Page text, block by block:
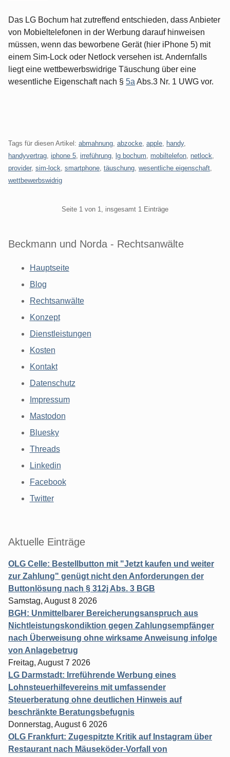
Das LG Bochum hat zutreffend entschieden, dass Anbieter
von Mobieltelefonen in der Werbung darauf hinweisen
müssen, wenn das beworbene Gerät (hier iPhone 5) mit
einem Sim-Lock oder Netlock versehen ist. Andernfalls
liegt eine wettbewerbswidrige Täuschung über eine
wesentliche Eigenschaft nach § 5a Abs.3 Nr. 1 UWG vor.
Tags für diesen Artikel: abmahnung abzocke apple handy,
handyvertrag iphone 5 irreführung lg bochum mobiltelefon netlock
provider, sim-lock smartphone täuschung wesentliche eigenschaft
wettbewerbswidrig
Seite 1 von 1, insgesamt 1 Einträge
Beckmann und Norda - Rechtsanwälte
Hauptseite
Blog
Rechtsanwälte
Konzept
Dienstleistungen
Kosten
Kontakt
Datenschutz
Impressum
Mastodon
Bluesky
Threads
Linkedin
Facebook
Twitter
Aktuelle Einträge
OLG Celle: Bestellbutton mit "Jetzt kaufen und weiter
zur Zahlung" genügt nicht den Anforderungen der
Buttonlösung nach § 312j Abs. 3 BGB
Samstag, August 8 2026
BGH: Unmittelbarer Bereicherungsanspruch aus
Nichtleistungskondiktion gegen Zahlungsempfänger
nach Überweisung ohne wirksame Anweisung infolge
von Anlagebetrug
Freitag, August 7 2026
LG Darmstadt: Irreführende Werbung eines
Lohnsteuerhilfevereins mit umfassender
Steuerberatung ohne deutlichen Hinweis auf
beschränkte Beratungsbefugnis
Donnerstag, August 6 2026
OLG Frankfurt: Zugespitzte Kritik auf Instagram über
Restaurant nach Mäuseköder-Vorfall von